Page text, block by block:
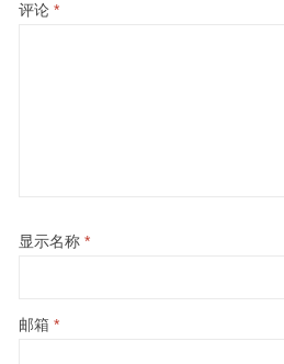
评论 *
显示名称 *
邮箱 *